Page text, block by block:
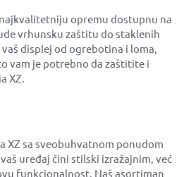
opremu dostupnu na
vrhunsku zaštitu do staklenih
displej od ogrebotina i loma,
vam je potrebno da zaštitite i
XZ.
XZ sa sveobuhvatnom ponudom
uređaj čini stilski izražajnim, već
funkcionalnost. Naš asortiman